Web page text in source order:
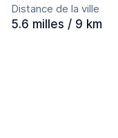
Distance de la ville
5.6 milles / 9 km